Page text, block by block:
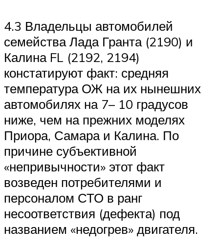
Меню
4.3 Владельцы автомобилей
семейства Лада Гранта (2190) и
Калина FL (2192, 2194)
констатируют факт: средняя
температура ОЖ на их нынешних
автомобилях на 7– 10 градусов
ниже, чем на прежних моделях
Приора, Самара и Калина. По
причине субъективной
«непривычности» этот факт
возведен потребителями и
персоналом СТО в ранг
несоответствия (дефекта) под
названием «недогрев» двигателя.